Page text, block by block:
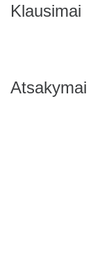
Klausimai
Atsakymai